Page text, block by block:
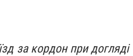
за кордон при догляді